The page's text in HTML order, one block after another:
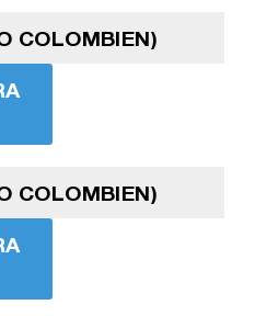
COLOMBIEN)
COLOMBIEN)